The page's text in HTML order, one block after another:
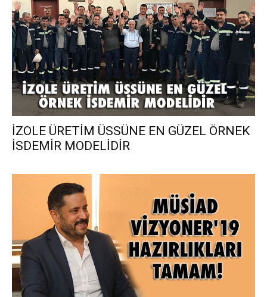
İZOLE ÜRETİM ÜSSÜNE EN GÜZEL ÖRNEK
İSDEMİR MODELİDİR